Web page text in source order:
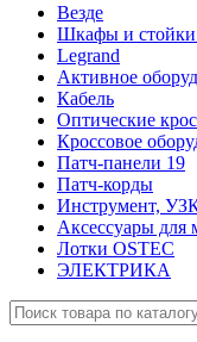
Везде
Шкафы и
Legrand
Активное
Кабель
Оптические
Кроссовое
Патч-панели 19
Патч-корды
Инструмент,
Аксессуары для
Лотки OSTEC
ЭЛЕКТРИКА